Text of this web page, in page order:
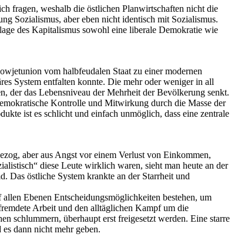
fragen, weshalb die östlichen Planwirtschaften nicht die
Sozialismus, aber eben nicht identisch mit Sozialismus.
des Kapitalismus sowohl eine liberale Demokratie wie
vom halbfeudalen Staat zu einer modernen
System entfalten konnte. Die mehr oder weniger in all
der das Lebensniveau der Mehrheit der Bevölkerung senkt.
Kontrolle und Mitwirkung durch die Masse der
ist es schlicht und einfach unmöglich, dass eine zentrale
aber aus Angst vor einem Verlust von Einkommen,
diese Leute wirklich waren, sieht man heute an der
Das östliche System krankte an der Starrheit und
Ebenen Entscheidungsmöglichkeiten bestehen, um
Arbeit und den alltäglichen Kampf um die
schlummern, überhaupt erst freigesetzt werden. Eine starre
dann nicht mehr geben.